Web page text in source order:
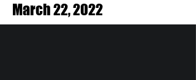
March 22, 2022